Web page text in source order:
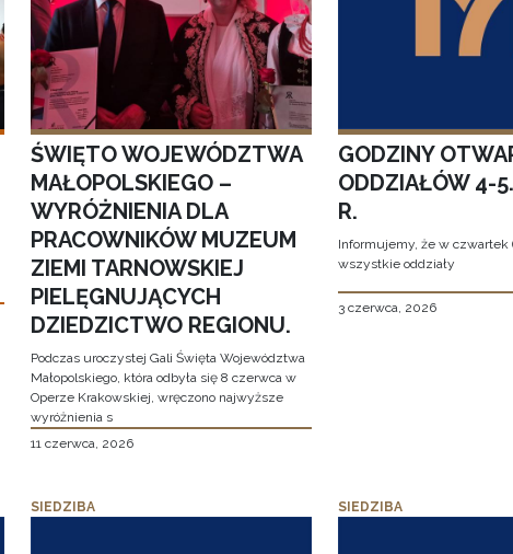
ŚWIĘTO WOJEWÓDZTWA
MAŁOPOLSKIEGO –
WYRÓŻNIENIA DLA
PRACOWNIKÓW MUZEUM
ZIEMI TARNOWSKIEJ
PIELĘGNUJĄCYCH
DZIEDZICTWO REGIONU.
Podczas uroczystej Gali Święta Województwa
Małopolskiego, która odbyła się 8 czerwca w
Operze Krakowskiej, wręczono najwyższe
wyróżnienia s
11 czerwca, 2026
GODZINY
ODDZIAŁÓW 4-
R.
Informujemy, że w czwartek
wszystkie oddziały
3 czerwca, 2026
SIEDZIBA SIEDZIBA